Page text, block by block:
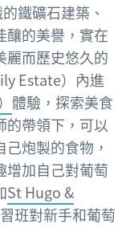
鐵礦石建築、
釀的美譽，實在
麗而歷史悠久的
Estate）內進
體驗，探索美食
的帶領下，可以
炮製的食物，
增加自己對葡萄
St Hugo &
班對新手和葡萄